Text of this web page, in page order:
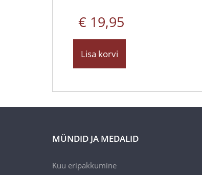
€ 19,95
Lisa korvi
MÜNDID JA MEDALID
Kuu eripakkumine